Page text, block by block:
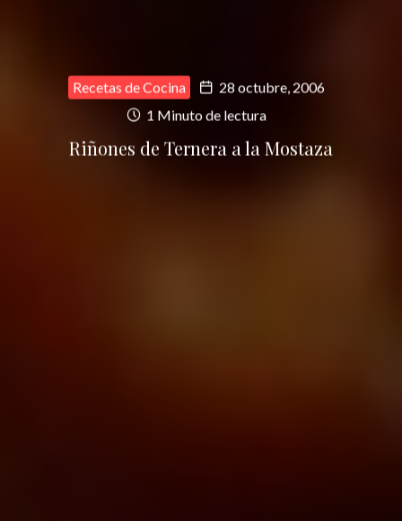
Recetas de Cocina
28 octubre, 2006
1 Minuto de lectura
Riñones de Ternera a la Mostaza